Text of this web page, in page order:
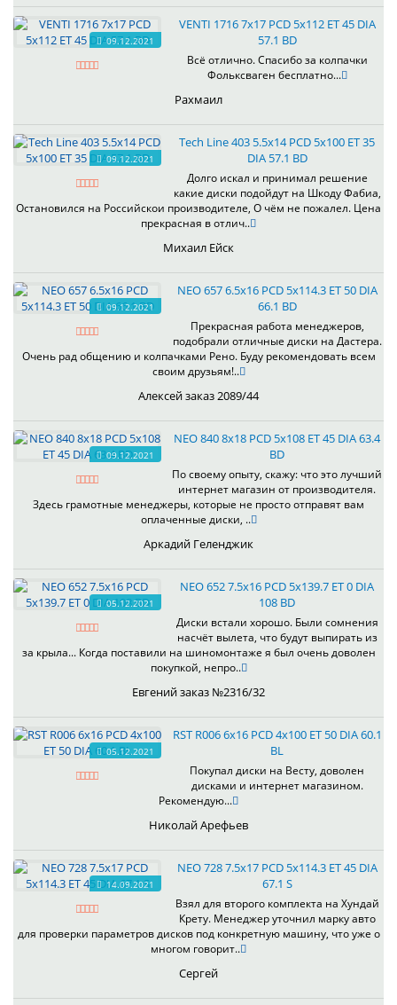
09.12.2021
VENTI 1716 7x17 PCD 5x112 ET 45 DIA
57.1 BD
Всё отлично. Спасибо за колпачки
Фольксваген бесплатно...
Рахмаил
09.12.2021
Tech Line 403 5.5x14 PCD 5x100 ET 35
DIA 57.1 BD
Долго искал и принимал решение
какие диски подойдут на Шкоду Фабиа,
Остановился на Российскои производителе, О чём не пожалел. Цена
прекрасная в отлич..
Михаил Ейск
09.12.2021
NEO 657 6.5x16 PCD 5x114.3 ET 50 DIA
66.1 BD
Прекрасная работа менеджеров,
подобрали отличные диски на Дастера.
Очень рад общению и колпачками Рено. Буду рекомендовать всем
своим друзьям!..
Алексей заказ 2089/44
09.12.2021
NEO 840 8x18 PCD 5x108 ET 45 DIA 63.4
BD
По своему опыту, скажу: что это лучший
интернет магазин от производителя.
Здесь грамотные менеджеры, которые не просто отправят вам
оплаченные диски, ..
Аркадий Геленджик
05.12.2021
NEO 652 7.5x16 PCD 5x139.7 ET 0 DIA
108 BD
Диски встали хорошо. Были сомнения
насчёт вылета, что будут выпирать из
за крыла... Когда поставили на шиномонтаже я был очень доволен
покупкой, непро..
Евгений заказ №2316/32
05.12.2021
RST R006 6x16 PCD 4x100 ET 50 DIA 60.1
BL
Покупал диски на Весту, доволен
дисками и интернет магазином.
Рекомендую...
Николай Арефьев
14.09.2021
NEO 728 7.5x17 PCD 5x114.3 ET 45 DIA
67.1 S
Взял для второго комплекта на Хундай
Крету. Менеджер уточнил марку авто
для проверки параметров дисков под конкретную машину, что уже о
многом говорит..
Сергей